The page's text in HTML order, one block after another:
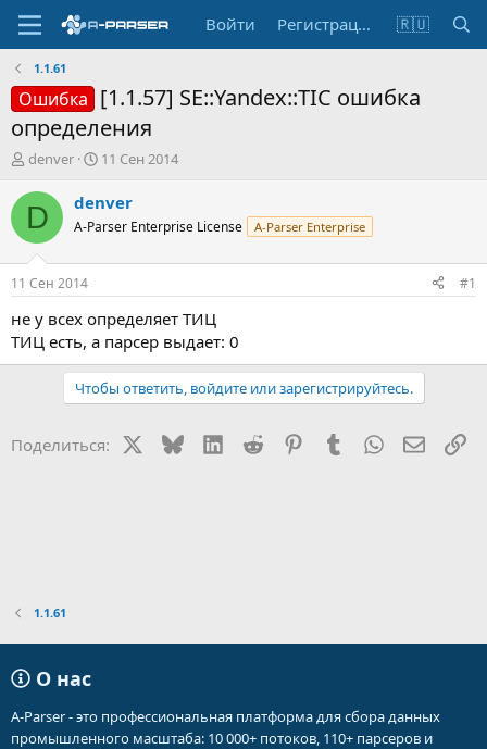
Войти Регистрация 🇷🇺
1.1.61
Ошибка [1.1.57] SE::Yandex::TIC ошибка
определения
А
т
т
е
м
ы
denver
Д
т
н
а
л
11 Сен 2014
D denver
A-Parser Enterprise License A-Parser Enterprise
11 Сен 2014 #1
не у всех определяет ТИЦ
ТИЦ есть, а парсер выдает: 0
Чтобы ответить, войдите или зарегистрируйтесь.
Поделиться: BlueskyLinkedIn
Reddit PinterestTumblr WhatsApp
1.1.61
О нас
A-Parser - это профессиональная платформа для сбора данных
промышленного масштаба: 10 000+ потоков, 110+ парсеров и